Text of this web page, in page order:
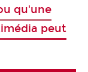
qu'une
peut